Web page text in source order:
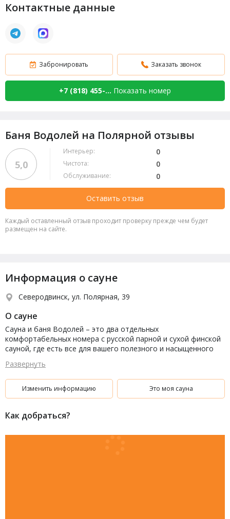
Контактные данные
Забронировать Заказать звонок
+7 (818) 455-... Показать номер
Баня Водолей на Полярной отзывы
5,0
Интерьер: 0
Чистота: 0
Обслуживание: 0
Оставить отзыв
Каждый оставленный отзыв проходит проверку прежде чем будет
размещен на сайте.
Информация о сауне
Северодвинск, ул. Полярная, 39
О сауне
Сауна и баня Водолей – это два отдельных
комфортабельных номера с русской парной и сухой финской
сауной, где есть все для вашего полезного и насыщенного
Развернуть
Изменить информацию Это моя сауна
Как добраться?